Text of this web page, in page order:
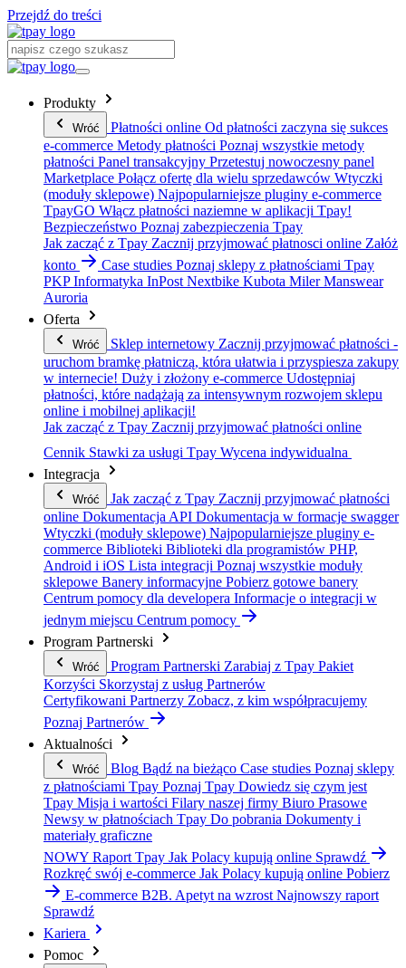
Przejdź do treści
Produkty
Wróć Płatności online Od płatności zaczyna się sukces
e-commerce Metody płatności Poznaj wszystkie metody
płatności Panel transakcyjny Przetestuj nowoczesny panel
Marketplace Połącz ofertę dla wielu sprzedawców Wtyczki
(moduły sklepowe) Najpopularniejsze pluginy e-commerce
TpayGO Włącz płatności naziemne w aplikacji Tpay!
Bezpieczeństwo Poznaj zabezpieczenia Tpay
Jak zacząć z Tpay Zacznij przyjmować płatnosci online Załóż
konto
Case studies Poznaj sklepy z płatnościami Tpay
PKP Informatyka InPost Nextbike Kubota Miler Manswear
Auroria
Oferta
Wróć Sklep internetowy Zacznij przyjmować płatności -
uruchom bramkę płatniczą, która ułatwia i przyspiesza zakupy
w internecie! Duży i złożony e-commerce Udostępniaj
płatności, które nadążają za intensywnym rozwojem sklepu
online i mobilnej aplikacji!
Jak zacząć z Tpay Zacznij przyjmować płatności online
Cennik Stawki za usługi Tpay Wycena indywidualna
Integracja
Wróć Jak zacząć z Tpay Zacznij przyjmować płatności
online Dokumentacja API Dokumentacja w formacje swagger
Wtyczki (moduły sklepowe) Najpopularniejsze pluginy e-
commerce Biblioteki Biblioteki dla programistów PHP,
Android i iOS Lista integracji Poznaj wszystkie moduły
sklepowe Banery informacyjne Pobierz gotowe banery
Centrum pomocy dla developera Informacje o integracji w
jednym miejscu Centrum pomocy
Program Partnerski
Wróć Program Partnerski Zarabiaj z Tpay Pakiet
Korzyści Skorzystaj z usług Partnerów
Certyfikowani Partnerzy Zobacz, z kim współpracujemy
Poznaj Partnerów
Aktualności
Wróć Blog Bądź na bieżąco Case studies Poznaj sklepy
z płatnościami Tpay Poznaj Tpay Dowiedz się czym jest
Tpay Misja i wartości Filary naszej firmy Biuro Prasowe
Newsy w płatnościach Tpay Do pobrania Dokumenty i
materiały graficzne
NOWY Raport Tpay Jak Polacy kupują online Sprawdź
Rozkręć swój e-commerce Jak Polacy kupują online Pobierz
E-commerce B2B. Apetyt na wzrost Najnowszy raport
Sprawdź
Kariera
Pomoc